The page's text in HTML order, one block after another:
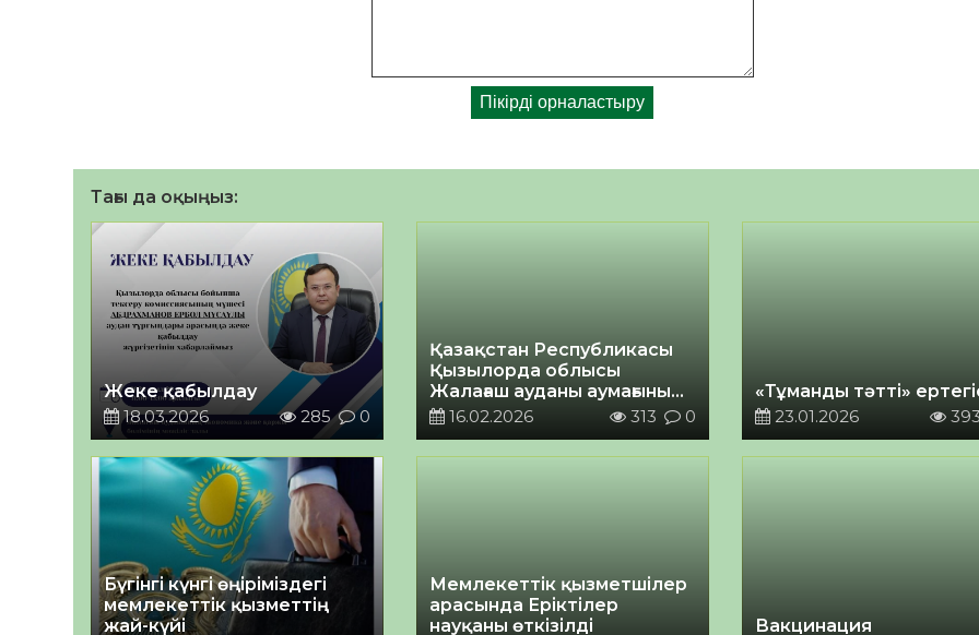
Тағы да оқыңыз:
Жеке қабылдау
18.03.2026
285 0
Қазақстан Республикасы
Қызылорда облысы
Жалағаш ауданы аумағының
Қауіпсіздік паспорты
16.02.2026 313 0
«Тұманды тәтті»
23.01.2026
393
Бүгінгі күнгі өңіріміздегі
мемлекеттік қызметтің
жай-күйі
Мемлекеттік қызметшілер
арасында Еріктілер
науқаны өткізілді
Вакцинация